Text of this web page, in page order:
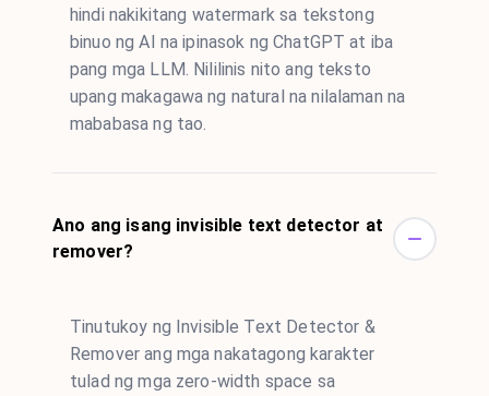
hindi nakikitang watermark sa tekstong
binuo ng AI na ipinasok ng ChatGPT at iba
pang mga LLM. Nililinis nito ang teksto
upang makagawa ng natural na nilalaman na
mababasa ng tao.
Ano ang isang invisible text detector at
remover?
Tinutukoy ng Invisible Text Detector &
Remover ang mga nakatagong karakter
tulad ng mga zero-width space sa